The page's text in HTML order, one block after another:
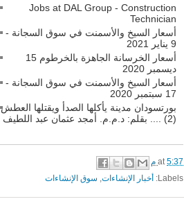
Jobs at DAL Group - Construction
Technician
أسعار السيخ والأسمنت في سوق السجانة -
9 يناير 2021
أسعار الخرسانة الجاهزة بالخرطوم 15
ديسمبر 2020
أسعار السيخ والأسمنت في سوق السجانة -
17 سبتمبر 2020
بورتسودان مدينة يأكلها الصدأ ويقتلها العطش
(2) .... بقلم: د.م.م. أمجد عثمان عبد اللطيف
at5:37 م
Labels:
أخبار الإنشاءات, سوق الإنشاءات